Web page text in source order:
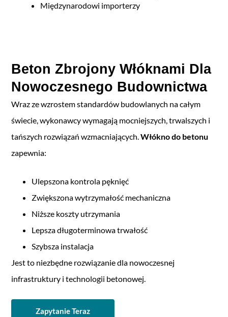
Międzynarodowi importerzy
Beton Zbrojony Włóknami Dla
Nowoczesnego Budownictwa
Wraz ze wzrostem standardów budowlanych na całym
świecie, wykonawcy wymagają mocniejszych, trwalszych i
tańszych rozwiązań wzmacniających.Włókno do betonu
zapewnia:
Ulepszona kontrola pęknięć
Zwiększona wytrzymałość mechaniczna
Niższe koszty utrzymania
Lepsza długoterminowa trwałość
Szybsza instalacja
Jest to niezbędne rozwiązanie dla nowoczesnej
infrastruktury i technologii betonowej.
Zapytanie Teraz